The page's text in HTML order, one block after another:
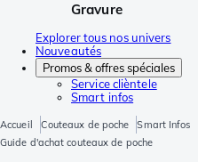
Gravure
Explorer tous nos univers
Nouveautés
Promos & offres spéciales
Service clièntele
Smart infos
Accueil Couteaux de poche Smart Infos
Guide d'achat couteaux de poche